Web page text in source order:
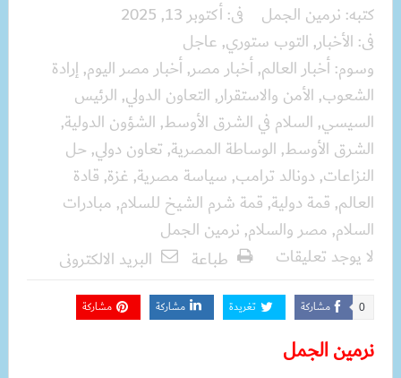
كتبه: نرمين الجمل فى:أكتوبر 13, 2025
فى: الأخبار, التوب ستوري, عاجل
وسوم:أخبار العالم,أخبار مصر,أخبار مصر اليوم, إرادة
الشعوب, الأمن والاستقرار, التعاون الدولي, الرئيس
السيسي, السلام في الشرق الأوسط, الشؤون الدولية,
الشرق الأوسط, الوساطة المصرية, تعاون دولي, حل
النزاعات, دونالد ترامب, سياسة مصرية, غزة, قادة
العالم, قمة دولية, قمة شرم الشيخ للسلام, مبادرات
السلام, مصر والسلام, نرمين الجمل
لا يوجد تعليقات
طباعة البريد الالكترونى
مشاركة 0 تغريدة مشاركة مشاركة
نرمين الجمل